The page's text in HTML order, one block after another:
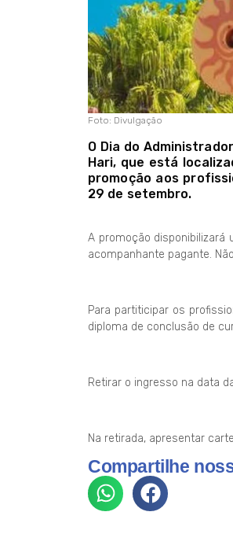
Foto: Divulgação
O Dia do
Hari, que está
promoção aos
29 de setembro.
A promoção disponibilizará
acompanhante pagante.
Para partiticipar os
diploma de conclusão de
Retirar o ingresso na data
Na retirada, apresentar
Compartilhe